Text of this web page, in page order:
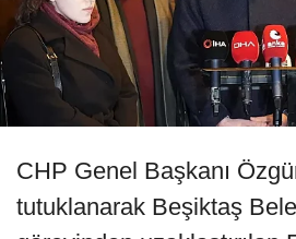
CHP Genel Başkanı
tutuklanarak Beşiktaş